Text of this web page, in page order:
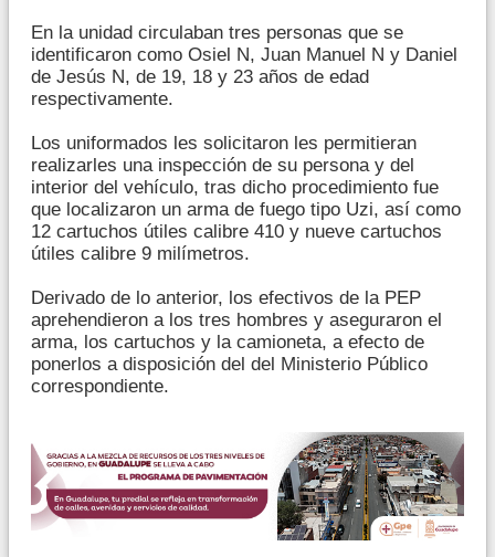
En la unidad circulaban tres personas que se
identificaron como Osiel N, Juan Manuel N y Daniel
de Jesús N, de 19, 18 y 23 años de edad
respectivamente.
Los uniformados les solicitaron les permitieran
realizarles una inspección de su persona y del
interior del vehículo, tras dicho procedimiento fue
que localizaron un arma de fuego tipo Uzi, así como
12 cartuchos útiles calibre 410 y nueve cartuchos
útiles calibre 9 milímetros.
Derivado de lo anterior, los efectivos de la PEP
aprehendieron a los tres hombres y aseguraron el
arma, los cartuchos y la camioneta, a efecto de
ponerlos a disposición del del Ministerio Público
correspondiente.